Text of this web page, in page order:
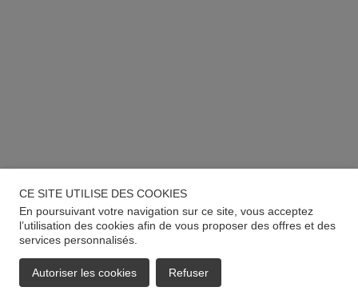
CE SITE UTILISE DES COOKIES
En poursuivant votre navigation sur ce site, vous acceptez
l’utilisation des cookies afin de vous proposer des offres et des
services personnalisés.
Autoriser les cookies Refuser